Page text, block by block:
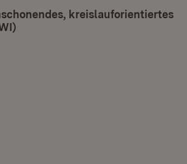
kreislauforientiertes